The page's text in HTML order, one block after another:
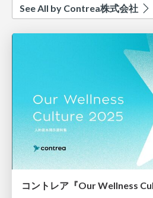
See All by Contrea株式会社
コントレア『Our Wellness